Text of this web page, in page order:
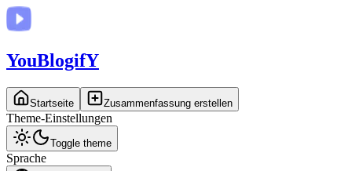
YouBlogifY
Startseite Zusammenfassung erstellen
Theme-Einstellungen
Toggle theme
Sprache